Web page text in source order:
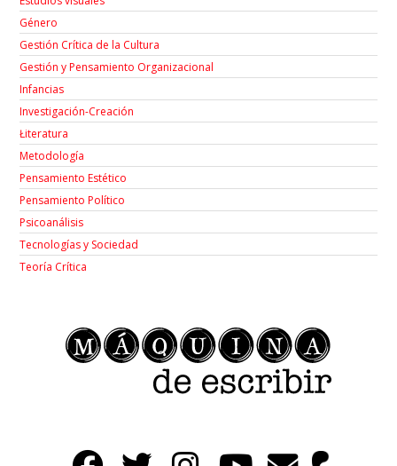
Género
Gestión Crítica de la Cultura
Gestión y Pensamiento Organizacional
Infancias
Investigación-Creación
Łiteratura
Metodología
Pensamiento Estético
Pensamiento Político
Psicoanálisis
Tecnologías y Sociedad
Teoría Crítica